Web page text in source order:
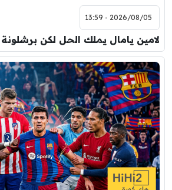
2026/08/05 - 13:59
لامين يامال يملك الحل لكن